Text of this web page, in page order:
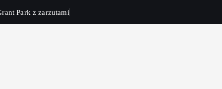
Park z zarzutami